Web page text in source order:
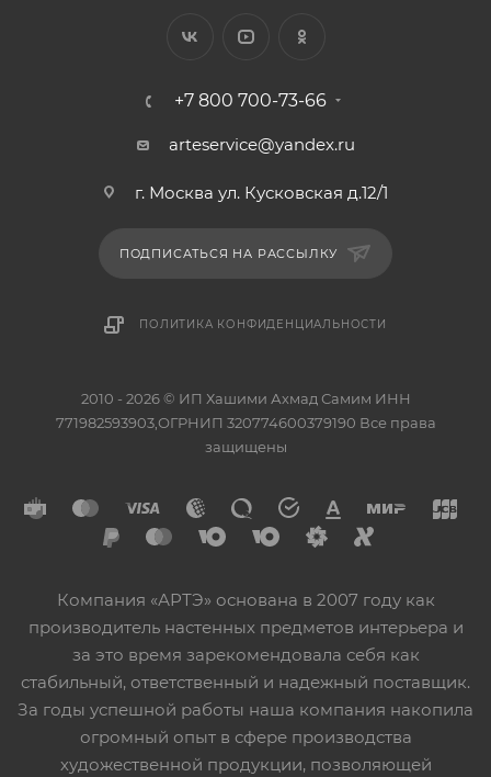
+7 800 700-73-66
arteservice@yandex.ru
г. Москва ул. Кусковская д.12/1
ПОДПИСАТЬСЯ НА РАССЫЛКУ
ПОЛИТИКА КОНФИДЕНЦИАЛЬНОСТИ
2010 - 2026 © ИП Хашими Ахмад Самим ИНН
771982593903,ОГРНИП 320774600379190 Все права
защищены
Компания «АРТЭ» основана в 2007 году как
производитель настенных предметов интерьера и
за это время зарекомендовала себя как
стабильный, ответственный и надежный поставщик.
За годы успешной работы наша компания накопила
огромный опыт в сфере производства
художественной продукции, позволяющей